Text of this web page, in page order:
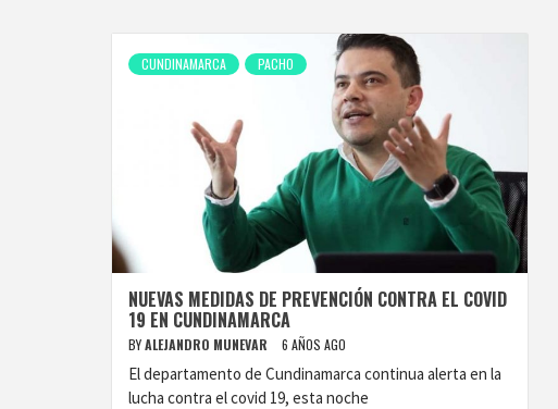
CUNDINAMARCA PACHO
NUEVAS MEDIDAS DE PREVENCIÓN CONTRA EL COVID
19 EN CUNDINAMARCA
BYALEJANDRO MUNEVAR 6 AÑOS AGO
El departamento de Cundinamarca continua alerta en la
lucha contra el covid 19, esta noche